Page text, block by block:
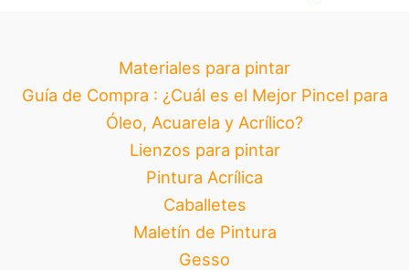
Materiales para pintar
Guía de Compra : ¿Cuál es el Mejor Pincel para
Óleo, Acuarela y Acrílico?
Lienzos para pintar
Pintura Acrílica
Caballetes
Maletín de Pintura
Gesso